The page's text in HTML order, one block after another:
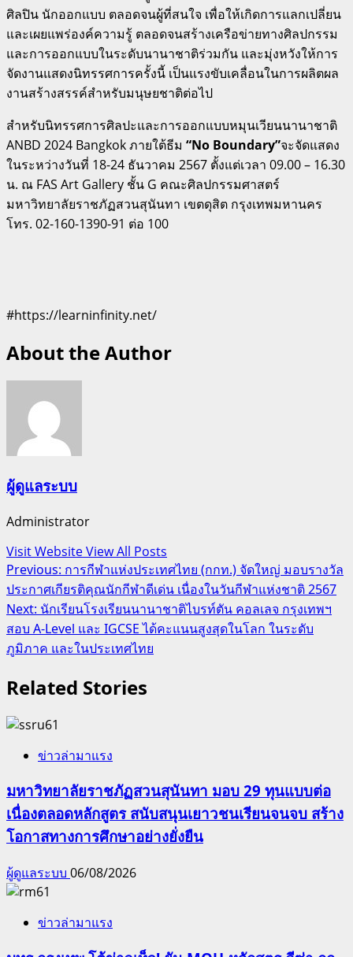
ศิลปิน นักออกแบบ ตลอดจนผู้ที่สนใจ เพื่อให้เกิดการแลกเปลี่ยน
และเผยแพร่องค์ความรู้ ตลอดจนสร้างเครือข่ายทางศิลปกรรม
และการออกแบบในระดับนานาชาติร่วมกัน และมุ่งหวังให้การ
จัดงานแสดงนิทรรศการครั้งนี้ เป็นแรงขับเคลื่อนในการผลิตผล
งานสร้างสรรค์สำหรับมนุษยชาติต่อไป
สำหรับนิทรรศการศิลปะและการออกแบบหมุนเวียนนานาชาติ
ANBD 2024 Bangkok ภายใต้ธีม “No Boundary”จะจัดแสดง
ในระหว่างวันที่ 18-24 ธันวาคม 2567 ตั้งแต่เวลา 09.00 – 16.30
น. ณ FAS Art Gallery ชั้น G คณะศิลปกรรมศาสตร์
มหาวิทยาลัยราชภัฏสวนสุนันทา เขตดุสิต กรุงเทพมหานคร
โทร. 02-160-1390-91 ต่อ 100
#https://learninfinity.net/
About the Author
ผู้ดูแลระบบ
Administrator
Visit WebsiteView All Posts
Post
navigation
Previous: การกีฬาแห่งประเทศไทย (กกท.) จัดใหญ่ มอบรางวัล
ประกาศเกียรติคุณนักกีฬาดีเด่น เนื่องในวันกีฬาแห่งชาติ 2567
Next: นักเรียนโรงเรียนนานาชาติไบรท์ตัน คอลเลจ กรุงเทพฯ
สอบ A-Level และ IGCSE ได้คะแนนสูงสุดในโลก ในระดับ
ภูมิภาค และในประเทศไทย
Related Stories
ข่าวล่ามาแรง
มหาวิทยาลัยราชภัฏสวนสุนันทา มอบ 29 ทุนแบบต่อ
เนื่องตลอดหลักสูตร สนับสนุนเยาวชนเรียนจนจบ สร้าง
โอกาสทางการศึกษาอย่างยั่งยืน
ผู้ดูแลระบบ 06/08/2026
ข่าวล่ามาแรง